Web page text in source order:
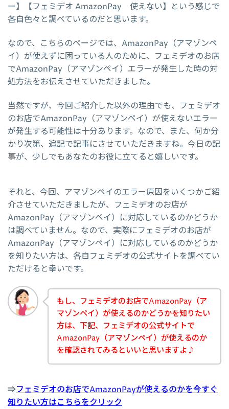
ー】【フェミデオ AmazonPay 使えない】という感じで
各自色々と調べているのだと思います。
なので、こちらのページでは、AmazonPay（アマゾンペ
イ）が使えずに困っている人のために、フェミデオのお店
でAmazonPay（アマゾンペイ）エラーが発生した時の対
処方法をお伝えさせていただきました。
当然ですが、今回ご紹介した以外の理由でも、フェミデオ
のお店でAmazonPay（アマゾンペイ）が使えないエラー
が発生する可能性は十分あります。なので、また、何か分
かり次第、追記で記事にさせていただきますね。今日の記
事が、少しでもあなたのお役に立てると嬉しいです。
それと、今回、アマゾンペイのエラー原因をいくつかご紹
介させていただきましたが、フェミデオのお店が
AmazonPay（アマゾンペイ）に対応しているのかどうか
は調べていません。なので、実際にフェミデオのお店が
AmazonPay（アマゾンペイ）に対応しているのかどうか
を知りたい方は、各自フェミデオの公式サイトを調べてい
ただけると幸いです。
もし、フェミデオのお店でAmazonPay（ア
マゾンペイ）が使えるのかどうかを知りたい
方は、下記、フェミデオの公式サイトで
AmazonPay（アマゾンペイ）が使えるのか
を確認されてみるといいと思いますよ♪
⇒フェミデオのお店でAmazonPayが使えるのかを今すぐ
知りたい方はこちらをクリック